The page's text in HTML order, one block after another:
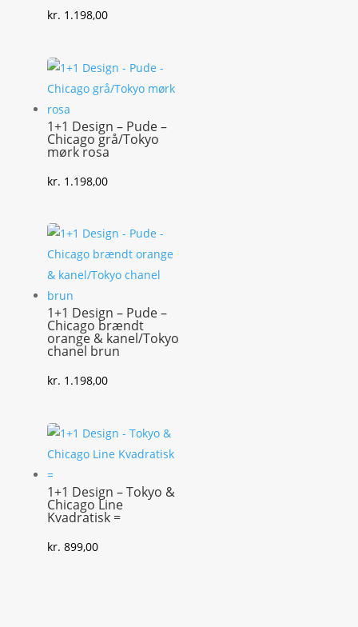
kr. 1.198,00
1+1 Design – Pude –
Chicago grå/Tokyo
mørk rosa
kr. 1.198,00
1+1 Design – Pude –
Chicago brændt
orange & kanel/Tokyo
chanel brun
kr. 1.198,00
1+1 Design – Tokyo &
Chicago Line
Kvadratisk =
kr. 899,00